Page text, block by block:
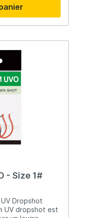
- Size 1#
UV Dropshot
UV dropshot est